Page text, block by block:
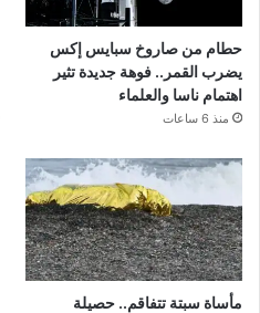
حطام من صاروخ سبايس إكس
يضرب القمر.. فوهة جديدة تثير
اهتمام ناسا والعلماء
منذ 6 ساعات
مأساة سبتة تتفاقم.. حصيلة